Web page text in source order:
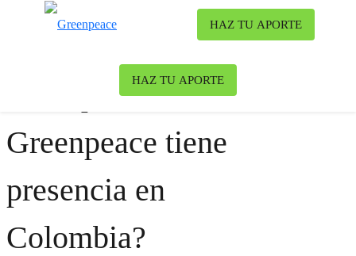
HAZ TU APORTE
HAZ TU APORTE
Greenpeace tiene
presencia en
Colombia?